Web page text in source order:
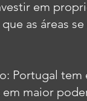
em
as áreas
Portugal
em maior